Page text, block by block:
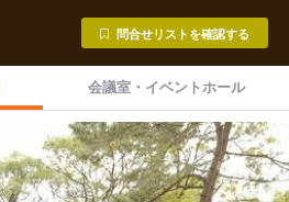
問合せリストを確認する
会議室・ イベントホール